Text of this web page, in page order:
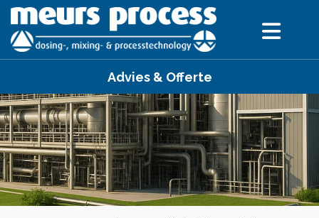
Advies & Offerte